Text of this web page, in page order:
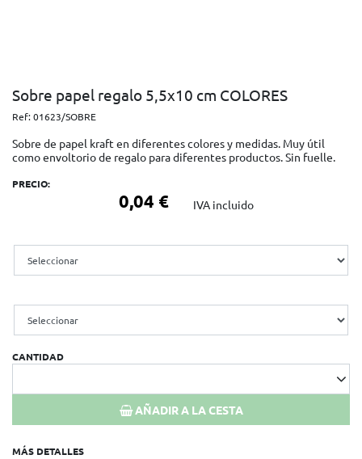
Sobre papel regalo 5,5x10 cm COLORES
Ref:01623/SOBRE
Sobre de papel kraft en diferentes colores y medidas. Muy útil
como envoltorio de regalo para diferentes productos. Sin fuelle.
PRECIO:
0,04 € IVA incluido
CANTIDAD
AÑADIR A LA CESTA
MÁS DETALLES